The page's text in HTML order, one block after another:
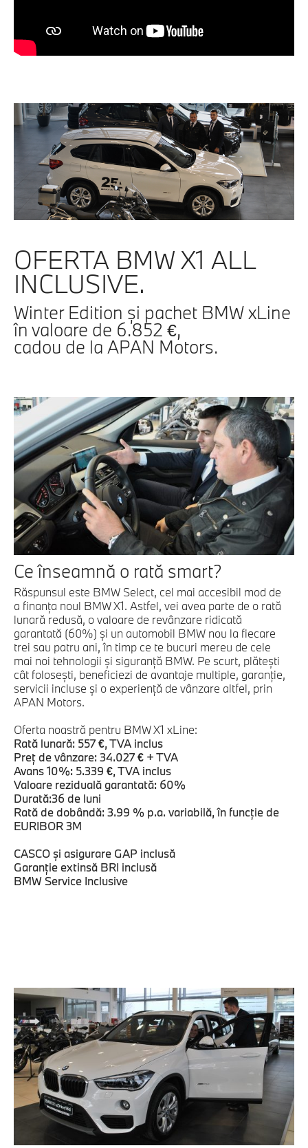
OFERTA BMW X1 ALL
INCLUSIVE.
Winter Edition şi pachet BMW xLine
în valoare de 6.852 €,
cadou de la APAN Motors.
Ce înseamnă o rată smart?
Răspunsul este BMW Select, cel mai accesibil mod de
a finanţa noul BMW X1. Astfel, vei avea parte de o rată
lunară redusă, o valoare de revânzare ridicată
garantată (60%) şi un automobil BMW nou la fiecare
trei sau patru ani, în timp ce te bucuri mereu de cele
mai noi tehnologii şi siguranţă BMW. Pe scurt, plăteşti
cât foloseşti, beneficiezi de avantaje multiple, garanţie,
servicii incluse şi o experienţă de vânzare altfel, prin
APAN Motors.
Oferta noastră pentru BMW X1 xLine:
Rată lunară: 557 €, TVA inclus
Preţ de vânzare: 34.027 € + TVA
Avans 10%: 5.339 €, TVA inclus
Valoare reziduală garantată: 60%
Durată:36 de luni
Rată de dobândă: 3.99 % p.a. variabilă, în funcţie de
EURIBOR 3M
CASCO şi asigurare GAP inclusă
Garanţie extinsă BRI inclusă
BMW Service Inclusive